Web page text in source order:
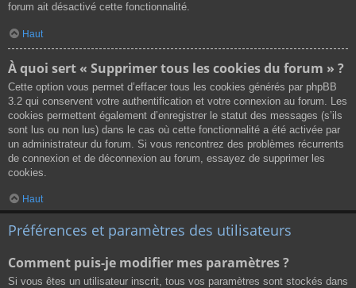
forum ait désactivé cette fonctionnalité.
Haut
À quoi sert « Supprimer tous les cookies du forum » ?
Cette option vous permet d’effacer tous les cookies générés par phpBB
3.2 qui conservent votre authentification et votre connexion au forum. Les
cookies permettent également d’enregistrer le statut des messages (s’ils
sont lus ou non lus) dans le cas où cette fonctionnalité a été activée par
un administrateur du forum. Si vous rencontrez des problèmes récurrents
de connexion et de déconnexion au forum, essayez de supprimer les
cookies.
Haut
Préférences et paramètres des utilisateurs
Comment puis-je modifier mes paramètres ?
Si vous êtes un utilisateur inscrit, tous vos paramètres sont stockés dans